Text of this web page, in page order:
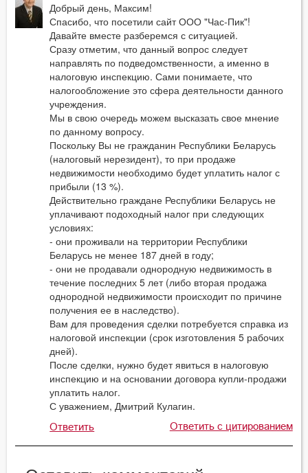
Добрый день, Максим!
Спасибо, что посетили сайт ООО "Час-Пик"!
Давайте вместе разберемся с ситуацией.
Сразу отметим, что данный вопрос следует
направлять по подведомственности, а именно в
налоговую инспекцию. Сами понимаете, что
налогообложение это сфера деятельности данного
учреждения.
Мы в свою очередь можем высказать свое мнение
по данному вопросу.
Поскольку Вы не гражданин Республики Беларусь
(налоговый нерезидент), то при продаже
недвижимости необходимо будет уплатить налог с
прибыли (13 %).
Действительно граждане Республики Беларусь не
уплачивают подоходный налог при следующих
условиях:
- они проживали на территории Республики
Беларусь не менее 187 дней в году;
- они не продавали однородную недвижимость в
течение последних 5 лет (либо вторая продажа
однородной недвижимости происходит по причине
получения ее в наследство).
Вам для проведения сделки потребуется справка из
налоговой инспекции (срок изготовления 5 рабочих
дней).
После сделки, нужно будет явиться в налоговую
инспекцию и на основании договора купли-продажи
уплатить налог.
С уважением, Дмитрий Кулагин.
Ответить Ответить с цитированием